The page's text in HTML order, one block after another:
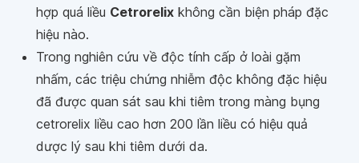
hợp quá liều Cetrorelix không cần biện pháp đặc
hiệu nào.
Trong nghiên cứu về độc tính cấp ở loài gặm
nhấm, các triệu chứng nhiễm độc không đặc hiệu
đã được quan sát sau khi tiêm trong màng bụng
cetrorelix liều cao hơn 200 lần liều có hiệu quả
dược lý sau khi tiêm dưới da.